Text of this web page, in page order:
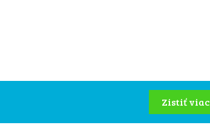
Zistiť viac